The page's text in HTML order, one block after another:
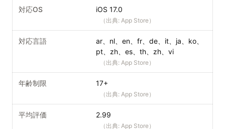
対応OS iOS 17.0
（出典: App Store）
対応言語
ar、nl、en、fr、de、it、ja、ko、
pt、zh、es、th、zh、vi
（出典: App Store）
年齢制限 17+
（出典: App Store）
平均評価 2.99
（出典: App Store）